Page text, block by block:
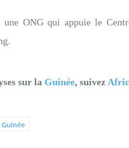
ONG qui appuie le
sur la Guinée, suivez
Guinée